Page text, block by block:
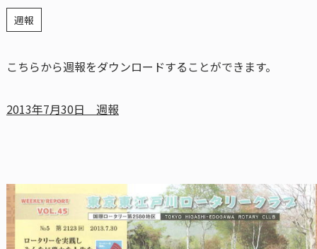
週報
こちらから週報をダウンロードすることができます。
2013年7月30日 週報